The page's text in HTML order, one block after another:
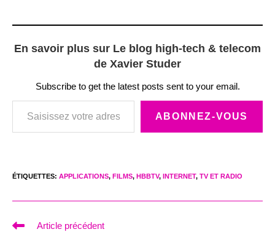
En savoir plus sur Le blog high-tech & telecom
de Xavier Studer
Subscribe to get the latest posts sent to your email.
Saisissez votre adresse e-mail…
ABONNEZ-VOUS
ÉTIQUETTES: APPLICATIONS, FILMS, HBBTV, INTERNET, TV ET RADIO
Read
Article précédent